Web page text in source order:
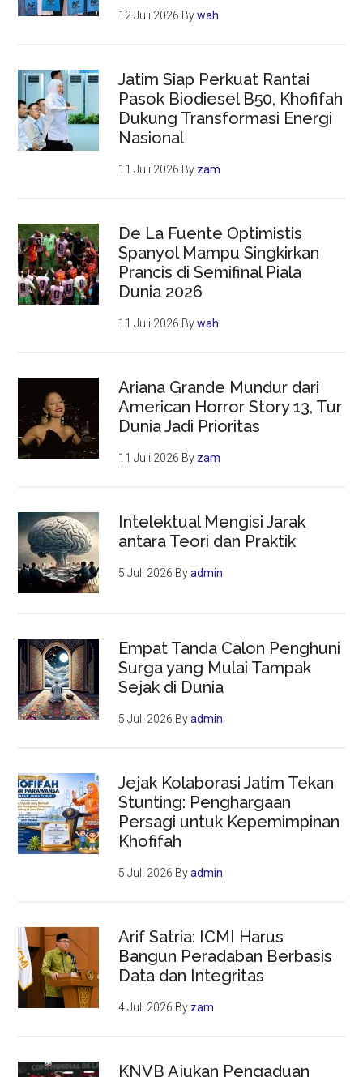
12 Juli 2026 Bywah
Jatim Siap Perkuat Rantai
Pasok Biodiesel B50, Khofifah
Dukung Transformasi Energi
Nasional
11 Juli 2026 By zam
De La Fuente Optimistis
Spanyol Mampu Singkirkan
Prancis di Semifinal Piala
Dunia 2026
11 Juli 2026 Bywah
Ariana Grande Mundur dari
American Horror Story 13, Tur
Dunia Jadi Prioritas
11 Juli 2026 By zam
Intelektual Mengisi Jarak
antara Teori dan Praktik
5 Juli 2026 Byadmin
Empat Tanda Calon Penghuni
Surga yang Mulai Tampak
Sejak di Dunia
5 Juli 2026 Byadmin
Jejak Kolaborasi Jatim Tekan
Stunting: Penghargaan
Persagi untuk Kepemimpinan
Khofifah
5 Juli 2026 Byadmin
Arif Satria: ICMI Harus
Bangun Peradaban Berbasis
Data dan Integritas
4 Juli 2026 By zam
KNVB Ajukan Pengaduan